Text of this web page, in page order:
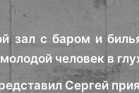
зал с баром и
человек в
Сергей